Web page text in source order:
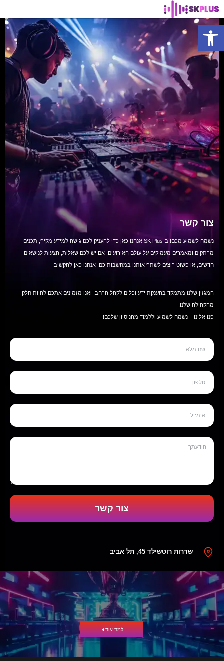
צור קשר
נשמח לשמוע מכם! ב-SK Plus אנחנו כאן כדי להעניק לכם גישה למידע מקיף, תכנים
מרתקים ומאמרים מעמיקים על עולם האירועים. אם יש לכם שאלות, הצעות לנושאים
חדשים, או פשוט רוצים לשתף אותנו במחשבותיכם, אנחנו כאן להקשיב.
המגזין שלנו מתמקד בהענקת ידע וכלים לקהל הרחב, ואנו מזמינים אתכם להיות חלק
מהקהילה שלנו.
פנו אלינו – נשמח לשמוע וללמוד מהניסיון שלכם!
צור קשר
שדרות רוטשילד 45, תל אביב
למד עוד
פתח סרגל נגישות